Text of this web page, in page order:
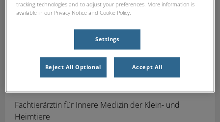
Fachtierärztin für Innere Medizin der Klein- und
Heimtiere
tracking technologies and to adjust your preferences. More information is
available in our Privacy Notice and Cookie Policy.
Settings
Reject All Optional Accept All